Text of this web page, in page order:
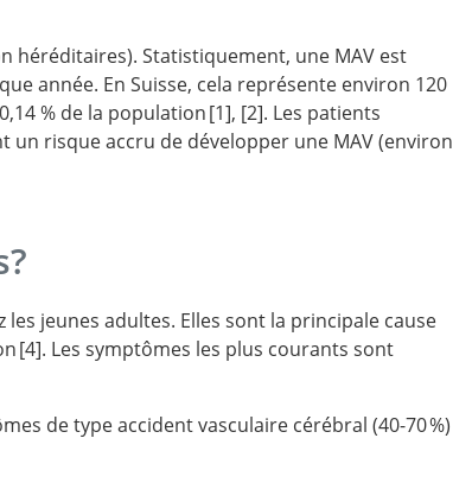
héréditaires). Statistiquement, une MAV est
année. En Suisse, cela représente environ 120
% de la population 1
in
, 2 . Les patients
un risque accru de développer une MAV (environ
jeunes adultes. Elles sont la principale cause
4
brain
. Les symptômes les plus courants sont
inde type accident vasculaire cérébral (40-70 %)